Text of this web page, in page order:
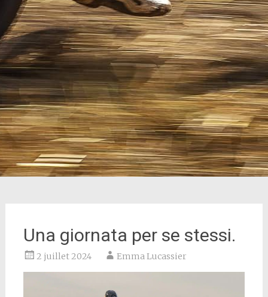
Una giornata per se stessi.
2 juillet 2024 Emma Lucassier